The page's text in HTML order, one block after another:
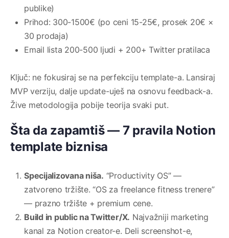
publike)
Prihod: 300-1500€ (po ceni 15-25€, prosek 20€ ×
30 prodaja)
Email lista 200-500 ljudi + 200+ Twitter pratilaca
Ključ: ne fokusiraj se na perfekciju template-a. Lansiraj
MVP verziju, dalje update-uješ na osnovu feedback-a.
Žive metodologija pobije teorija svaki put.
Šta da zapamtiš — 7 pravila Notion
template biznisa
Specijalizovana niša. “Productivity OS” —
zatvoreno tržište. “OS za freelance fitness trenere”
— prazno tržište + premium cene.
Build in public na Twitter/X. Najvažniji marketing
kanal za Notion creator-e. Deli screenshot-e,